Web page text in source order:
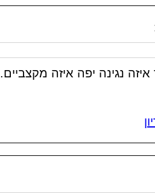
נגינה יפה איזה מקצביים.